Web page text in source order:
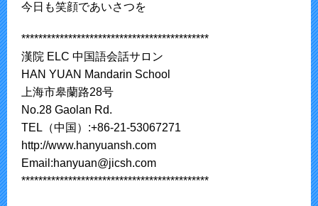
今日も笑顔であいさつを
********************************************
漢院 ELC 中国語会話サロン
HAN YUAN Mandarin School
上海市皋蘭路28号
No.28 Gaolan Rd.
TEL（中国）:+86-21-53067271
http://www.hanyuansh.com
Email:hanyuan@jicsh.com
********************************************